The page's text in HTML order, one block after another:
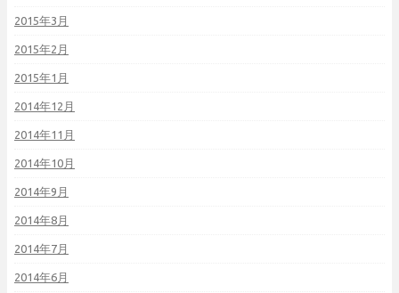
2015年3月
2015年2月
2015年1月
2014年12月
2014年11月
2014年10月
2014年9月
2014年8月
2014年7月
2014年6月